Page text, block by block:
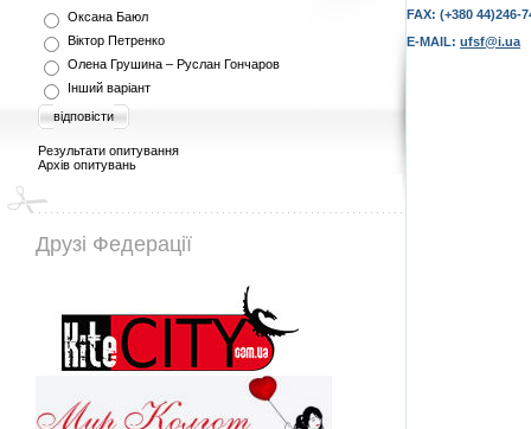
Оксана Баюл
Віктор Петренко
Олена Грушина – Руслан Гончаров
Інший варіант
відповісти
Результати опитування
Архів опитувань
Друзі Федерації
FAX: (+380 44)246-
E-MAIL: ufsf@i.ua